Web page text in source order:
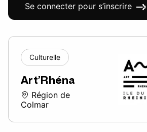
Se connecter pour s’inscrire
Culturelle
Art’Rhéna
Région de
Colmar